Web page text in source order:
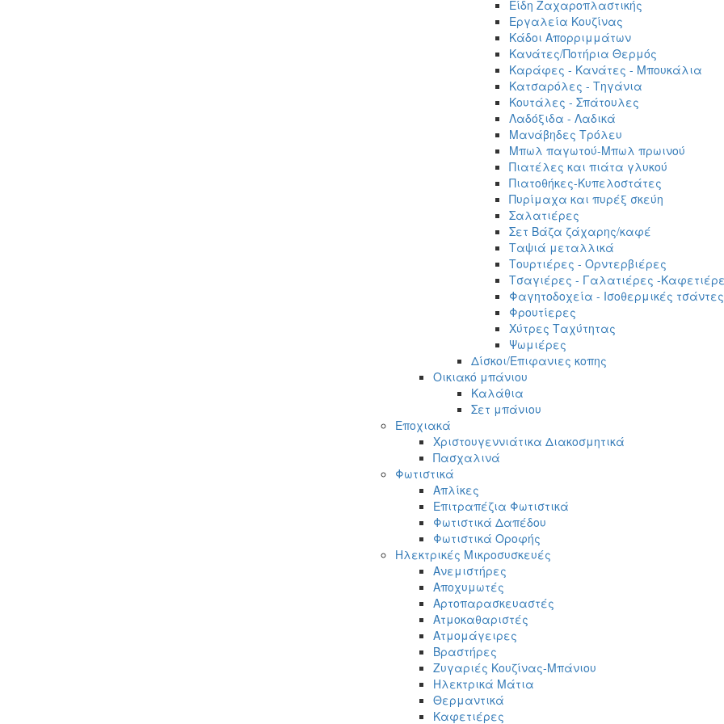
Είδη Ζαχαροπλαστικής
Εργαλεία Κουζίνας
Κάδοι Απορριμμάτων
Κανάτες/Ποτήρια Θερμός
Καράφες - Κανάτες - Μπουκάλια
Κατσαρόλες - Τηγάνια
Κουτάλες - Σπάτουλες
Λαδόξιδα - Λαδικά
Μανάβηδες Τρόλευ
Μπωλ παγωτού-Μπωλ πρωινού
Πιατέλες και πιάτα γλυκού
Πιατοθήκες-Κυπελοστάτες
Πυρίμαχα και πυρέξ σκεύη
Σαλατιέρες
Σετ Βάζα ζάχαρης/καφέ
Ταψιά μεταλλικά
Τουρτιέρες - Ορντερβιέρες
Τσαγιέρες - Γαλατιέρες -
Φαγητοδοχεία - Ισοθερμικές τσάντες
Φρουτίερες
Χύτρες Ταχύτητας
Ψωμιέρες
Δίσκοι/Επιφανιες κοπης
Οικιακό μπάνιου
Καλάθια
Σετ μπάνιου
Εποχιακά
Χριστουγεννιάτικα Διακοσμητικά
Πασχαλινά
Φωτιστικά
Απλίκες
Επιτραπέζια Φωτιστικά
Φωτιστικά Δαπέδου
Φωτιστικά Οροφής
Ηλεκτρικές Μικροσυσκευές
Ανεμιστήρες
Αποχυμωτές
Αρτοπαρασκευαστές
Ατμοκαθαριστές
Ατμομάγειρες
Βραστήρες
Ζυγαριές Κουζίνας-Μπάνιου
Ηλεκτρικά Μάτια
Θερμαντικά
Καφετιέρες